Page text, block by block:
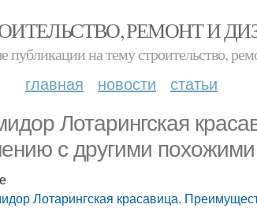
РЕМОНТ И
публикации на тему строительство,
главная новости статьи
Лотарингская
с другими
Лотарингская красавица.